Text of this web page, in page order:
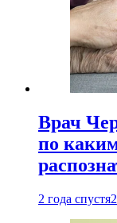
Врач
по
2 года спустя